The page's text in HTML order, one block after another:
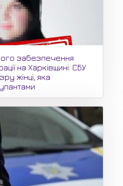
забезпечення
на Харківщині: СБУ
жінці, яка